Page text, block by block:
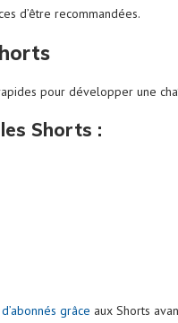
d’être recommandées.
pour développer une
Shorts :
d’abonnés grâce aux Shorts